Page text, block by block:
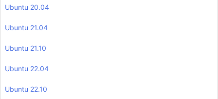
Ubuntu 20.04
Ubuntu 21.04
Ubuntu 21.10
Ubuntu 22.04
Ubuntu 22.10